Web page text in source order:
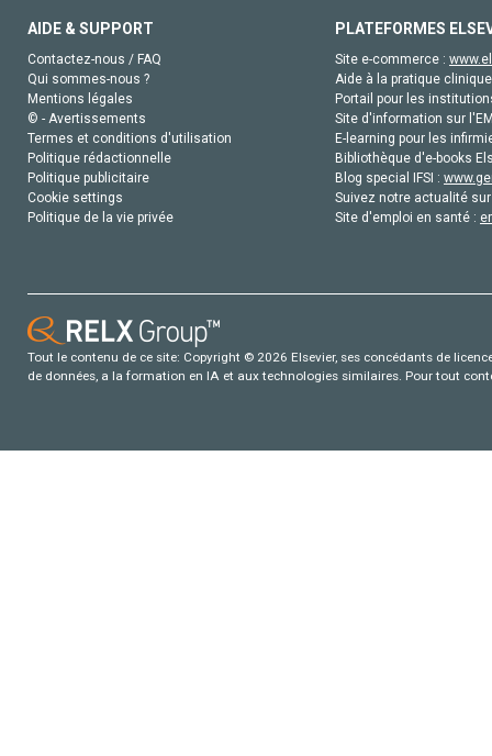
AIDE & SUPPORT
Contactez-nous / FAQ
Qui sommes-nous ?
Mentions légales
© - Avertissements
Termes et conditions d'utilisation
Politique rédactionnelle
Politique publicitaire
Cookie settings
Politique de la vie privée
PLATEFORMES
Site e-commerce :
Aide à la pratique
Portail pour les
Site d'information sur
E-learning pour les
Bibliothèque d'e-books
Blog special IFSI :
Suivez notre actualité
Site d'emploi en santé :
Tout le contenu de ce site: Copyright © 2026 Elsevier, ses concédants de
de données, a la formation en IA et aux technologies similaires. Pour tout